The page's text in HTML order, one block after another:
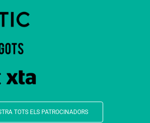
TOTS ELS PATROCINADORS